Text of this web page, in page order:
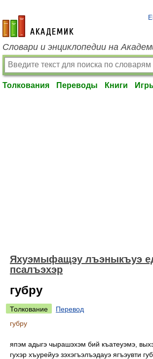
academic.ru
Словари и энциклопедии на
Толкования Переводы Книги
Яхуэмыфащэу лъэныкъуэ
псалъэхэр
губру
Толкование
Перевод
губру
япэм адыгэ чырашэхэм бий къатеуэмэ,
гухэр хъурейуэ зэхэгъэлъэдауэ ягъэувти